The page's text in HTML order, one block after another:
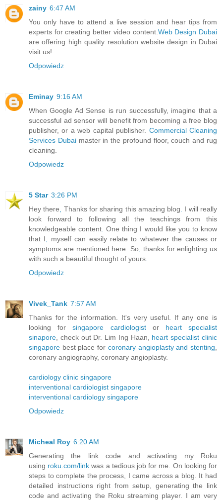
zainy 6:47 AM
You only have to attend a live session and hear tips from
experts for creating better video content. Web Design Dubai
are offering high quality resolution website design in Dubai
visit us!
Odpowiedz
Eminay 9:16 AM
When Google Ad Sense is run successfully, imagine that a
successful ad sensor will benefit from becoming a free blog
publisher, or a web capital publisher. Commercial Cleaning
Services Dubaimaster in the profound floor, couch and rug
cleaning.
Odpowiedz
5 Star 3:26 PM
Hey there
Thanks for sharing this amazing blog
I will really
look forward to following all the teachings from this
knowledgeable content One thing I would like you to know
that I
myself can easily relate to whatever the causes or
symptoms are mentioned here
So thanks for enlighting us
with such a beautiful thought of yours
Odpowiedz
Vivek_Tank 7:57 AM
Thanks for the information. It's very useful. If any one is
looking forsingapore cardiologistor heart specialist
sinapore , check out Dr. Lim Ing Haan, heart specialist clinic
singapore best place for coronary angioplasty and stenting
coronary angiography, coronary angioplasty.
cardiology clinic singapore
interventional cardiologist singapore
interventional cardiology singapore
Odpowiedz
Micheal Roy 6:20 AM
Generating the link code and activating my Roku
using roku.com/link was a tedious job for me. On looking for
steps to complete the process, I came across a blog. It had
detailed instructions right from setup, generating the link
code and activating the Roku streaming player. I am very